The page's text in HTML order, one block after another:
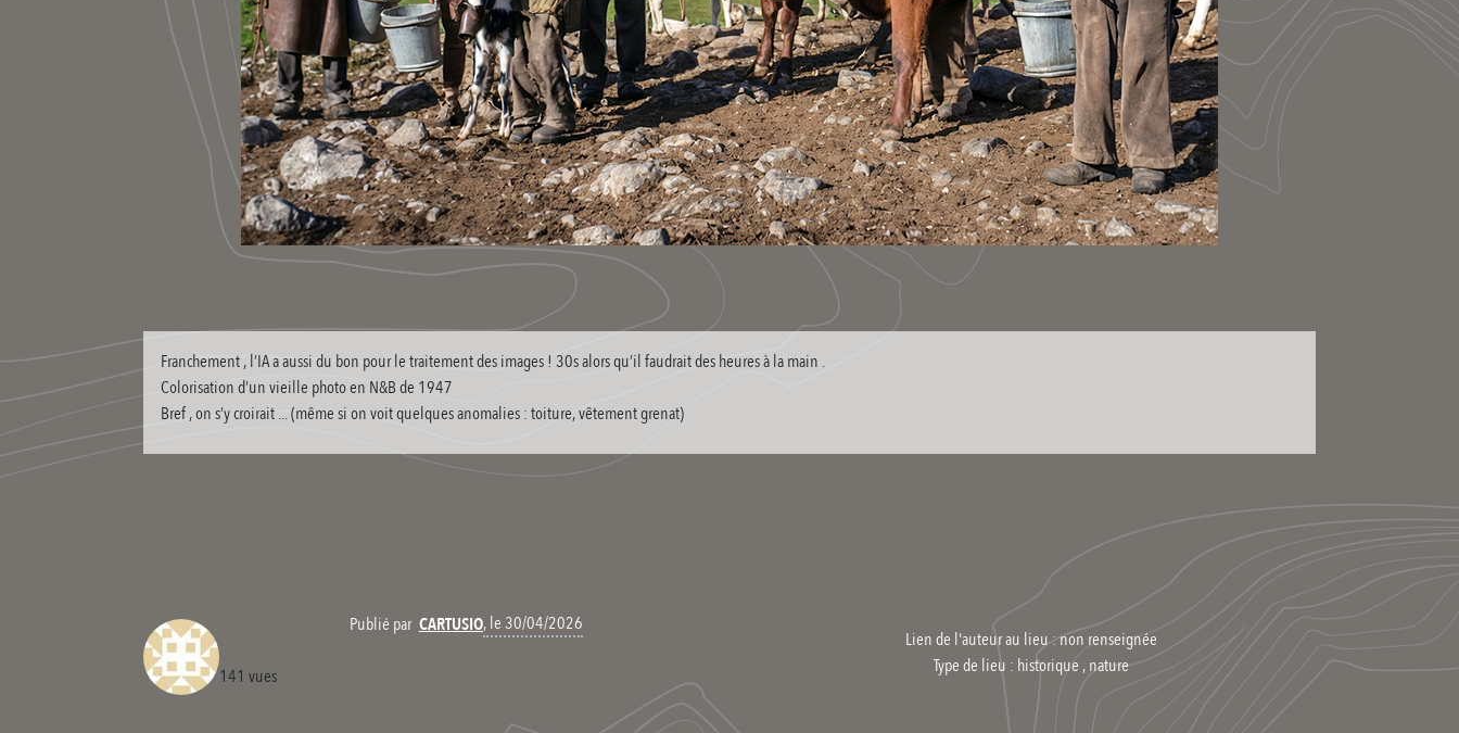
Franchement , l’IA a aussi du bon pour le traitement des images ! 30s alors qu’il faudrait des heures à la main .
Colorisation d’un vieille photo en N&B de 1947
Bref , on s’y croirait ... (même si on voit quelques anomalies : toiture, vêtement grenat)
Publié par CARTUSIO, le 30/04/2026
141 vues
Lien de l'auteur au lieu : non renseignée
Type de lieu : historique , nature